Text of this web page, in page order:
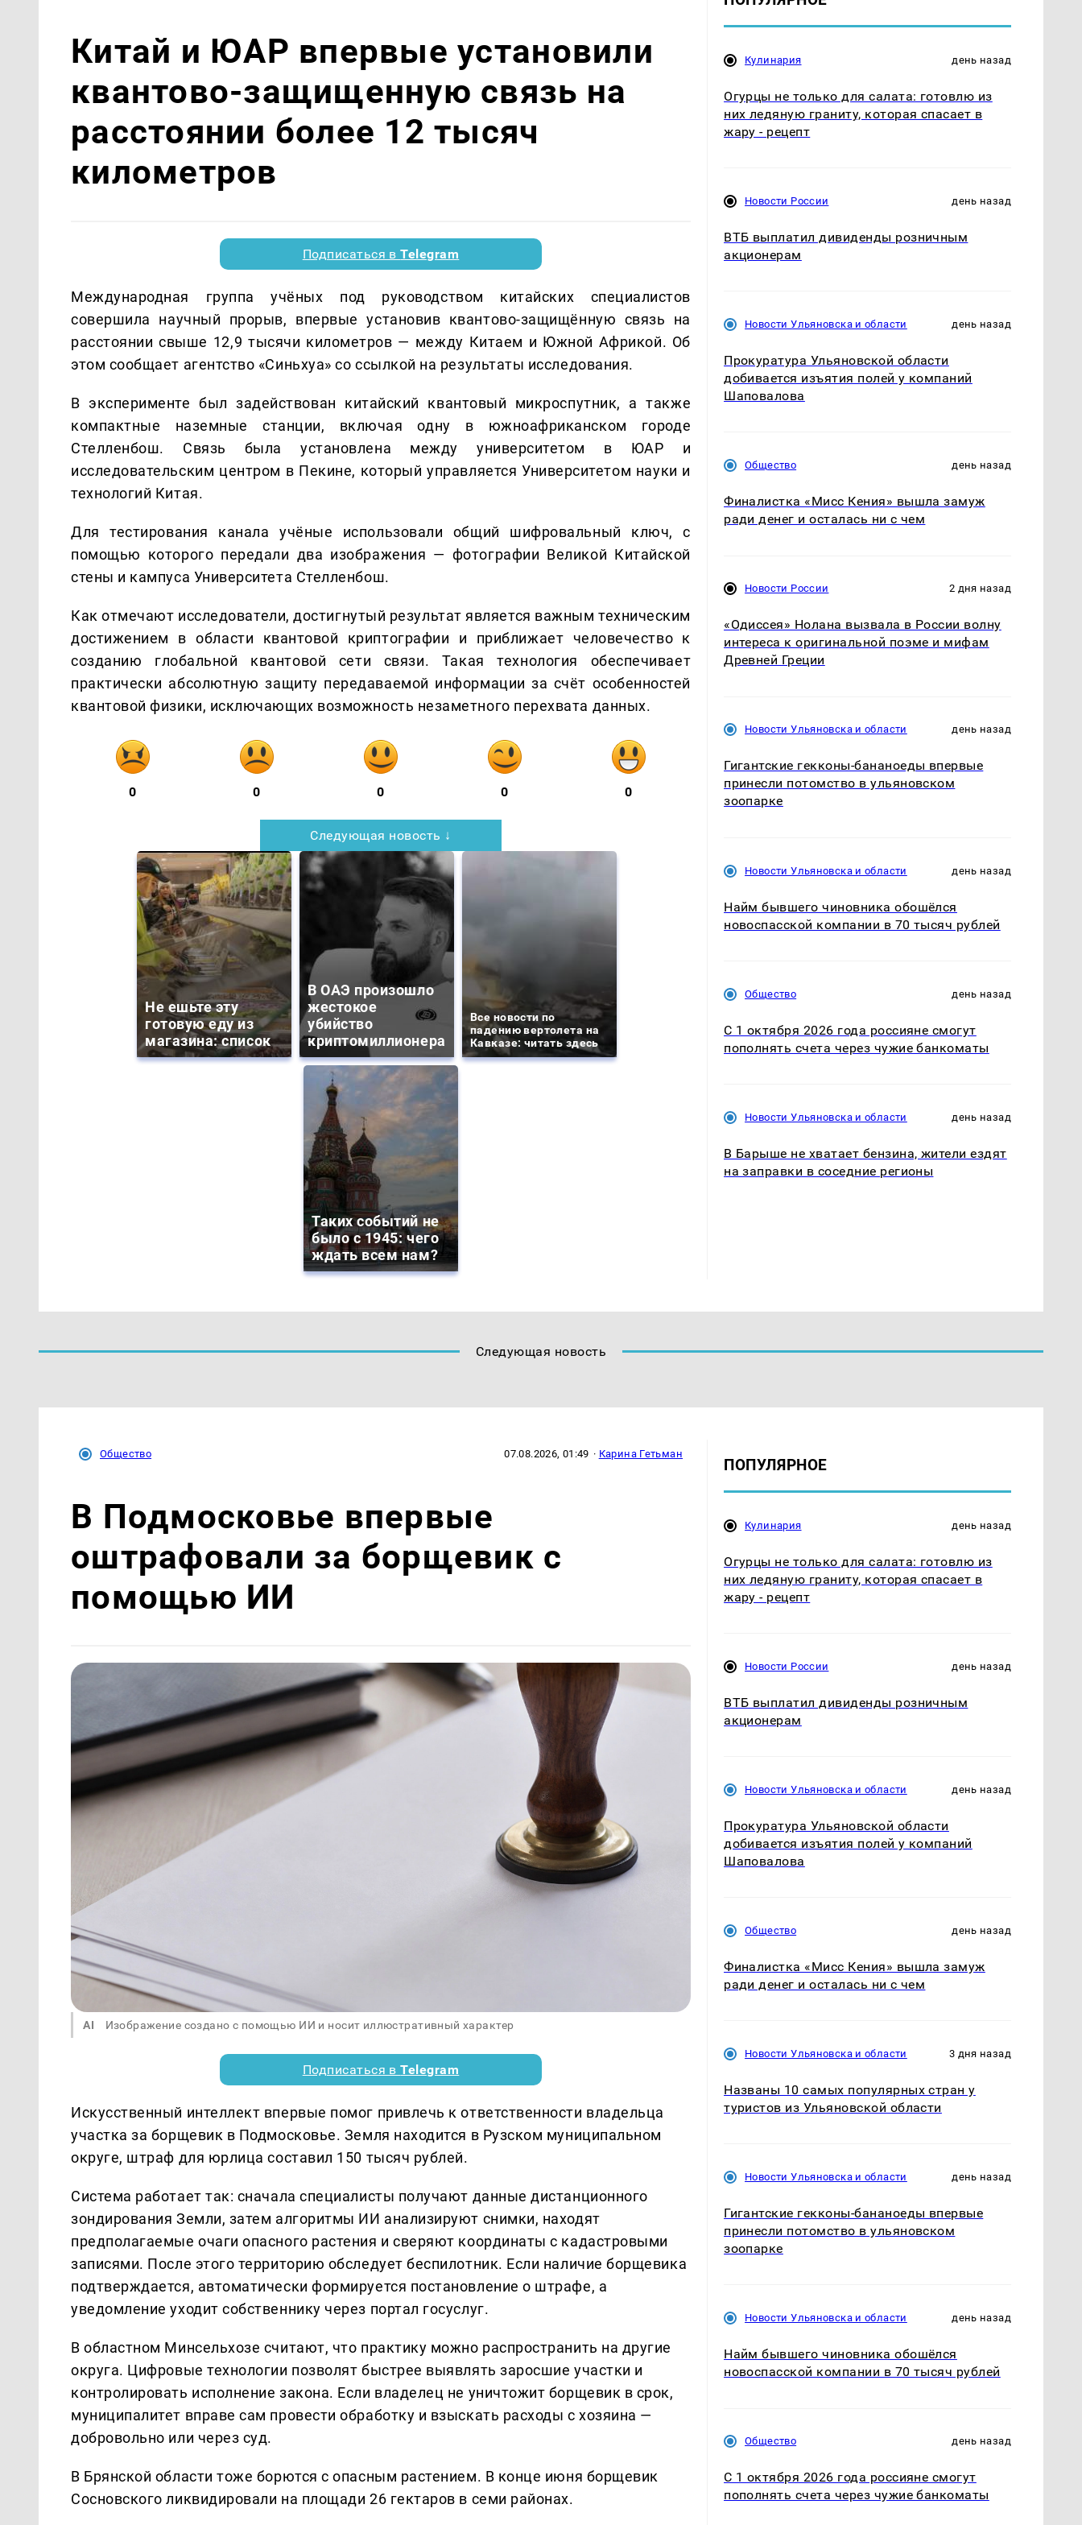
Китай и ЮАР впервые установили
квантово-защищенную связь на
расстоянии более 12 тысяч
километров
Подписаться вTelegram
Международная группа учёных под руководством китайских специалистов
совершила научный прорыв, впервые установив квантово-защищённую связь на
расстоянии свыше 12,9 тысячи километров — между Китаем и Южной Африкой. Об
этом сообщает агентство «Синьхуа» со ссылкой на результаты исследования.
В эксперименте был задействован китайский квантовый микроспутник, а также
компактные наземные станции, включая одну в южноафриканском городе
Стелленбош. Связь была установлена между университетом в ЮАР и
исследовательским центром в Пекине, который управляется Университетом науки и
технологий Китая.
Для тестирования канала учёные использовали общий шифровальный ключ, с
помощью которого передали два изображения — фотографии Великой Китайской
стены и кампуса Университета Стелленбош.
Как отмечают исследователи, достигнутый результат является важным техническим
достижением в области квантовой криптографии и приближает человечество к
созданию глобальной квантовой сети связи. Такая технология обеспечивает
практически абсолютную защиту передаваемой информации за счёт особенностей
квантовой физики, исключающих возможность незаметного перехвата данных.
0 0 0 0 0
Следующая новость ↓
Не ешьте эту
готовую еду из
магазина: список
В ОАЭ произошло
жестокое
убийство
криптомиллионера
Все новости по
падению вертолета на
Кавказе: читать здесь
Таких событий не
было с 1945: чего
ждать всем нам?
Кулинария день назад
Огурцы не только для салата: готовлю из
них ледяную граниту, которая спасает в
жару - рецепт
Новости России день назад
ВТБ выплатил дивиденды розничным
акционерам
Новости Ульяновска и области день назад
Прокуратура Ульяновской области
добивается изъятия полей у компаний
Шаповалова
Общество день назад
Финалистка «Мисс Кения» вышла замуж
ради денег и осталась ни с чем
Новости России 2 дня назад
«Одиссея» Нолана вызвала в России волну
интереса к оригинальной поэме и мифам
Древней Греции
Новости Ульяновска и области день назад
Гигантские гекконы-бананоеды впервые
принесли потомство в ульяновском
зоопарке
Новости Ульяновска и области день назад
Найм бывшего чиновника обошёлся
новоспасской компании в 70 тысяч рублей
Общество день назад
С 1 октября 2026 года россияне смогут
пополнять счета через чужие банкоматы
Новости Ульяновска и области день назад
В Барыше не хватает бензина, жители ездят
на заправки в соседние регионы
Следующая новость
Общество 07.08.2026, 01:49 · Карина Гетьман
В Подмосковье впервые
оштрафовали за борщевик с
помощью ИИ
AI Изображение создано с помощью ИИ и носит иллюстративный характер
Подписаться вTelegram
Искусственный интеллект впервые помог привлечь к ответственности владельца
участка за борщевик в Подмосковье. Земля находится в Рузском муниципальном
округе, штраф для юрлица составил 150 тысяч рублей.
Система работает так: сначала специалисты получают данные дистанционного
зондирования Земли, затем алгоритмы ИИ анализируют снимки, находят
предполагаемые очаги опасного растения и сверяют координаты с кадастровыми
записями. После этого территорию обследует беспилотник. Если наличие борщевика
подтверждается, автоматически формируется постановление о штрафе, а
уведомление уходит собственнику через портал госуслуг.
В областном Минсельхозе считают, что практику можно распространить на другие
округа. Цифровые технологии позволят быстрее выявлять заросшие участки и
контролировать исполнение закона. Если владелец не уничтожит борщевик в срок,
муниципалитет вправе сам провести обработку и взыскать расходы с хозяина —
добровольно или через суд.
В Брянской области тоже борются с опасным растением. В конце июня борщевик
Сосновского ликвидировали на площади 26 гектаров в семи районах.
ПОПУЛЯРНОЕ
Кулинария день назад
Огурцы не только для салата: готовлю из
них ледяную граниту, которая спасает в
жару - рецепт
Новости России день назад
ВТБ выплатил дивиденды розничным
акционерам
Новости Ульяновска и области день назад
Прокуратура Ульяновской области
добивается изъятия полей у компаний
Шаповалова
Общество день назад
Финалистка «Мисс Кения» вышла замуж
ради денег и осталась ни с чем
Новости Ульяновска и области 3 дня назад
Названы 10 самых популярных стран у
туристов из Ульяновской области
Новости Ульяновска и области день назад
Гигантские гекконы-бананоеды впервые
принесли потомство в ульяновском
зоопарке
Новости Ульяновска и области день назад
Найм бывшего чиновника обошёлся
новоспасской компании в 70 тысяч рублей
Общество день назад
С 1 октября 2026 года россияне смогут
пополнять счета через чужие банкоматы